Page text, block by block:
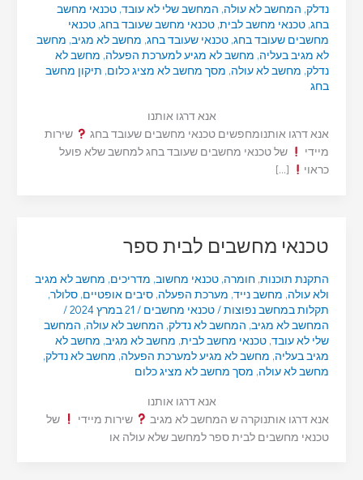
נדלק, המחשב לא עולה, המחשב שלי לא עובד, טכנאי מחשב
בחג, טכנאי מחשב לבית, טכנאי מחשב שעובד בחג, טכנאי
מחשבים שעובד בחג, טכנאי שעובד בחג, מחשב לא מגיב, מחשב
לא מגיב בעליה, מחשב לא מגיע למערכת הפעלה, מחשב לא
נדלק, מחשב לא עולה, מסך מחשב לא מציג כלום, תיקון מחשב
בחג
אנא דרגו אותנו
אנא דרגו אותנומחפשים טכנאי מחשבים שעובד בחג
שירות
מיידי
של טכנאי מחשבים שעובד בחג למחשב שלא פועל
כראוי
[…]
טכנאי מחשבים לבית ספר
התקנת תוכנות, חומרה, טכנאי מחשוב, מדריכים, מחשב לא מגיב
ולא עולה, מחשב נייד, מערכת הפעלה, סיבים אופטיים, סלולר,
תקלות במחשב נפוצות/טכנאי מחשבים / 21 במרץ 2024
/
המחשב לא מגיב, המחשב לא נדלק, המחשב לא עולה, המחשב
שלי לא עובד, טכנאי מחשב לבית, מחשב לא מגיב, מחשב לא
מגיב בעליה, מחשב לא מגיע למערכת הפעלה, מחשב לא נדלק,
מחשב לא עולה, מסך מחשב לא מציג כלום
אנא דרגו אותנו
אנא דרגו אותנוקרה ש המחשב לא מגיב
שירות מיידי
של
טכנאי מחשבים לבית ספר למחשב שלא עולה או